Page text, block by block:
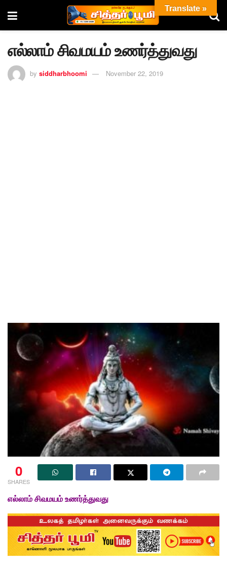
எல்லாம் சிவமயம் உணர்த்துவது
by siddharbhoomi November 22, 2019
0
SHARES
எல்லாம் சிவமயம் உணர்த்துவது
Translate »